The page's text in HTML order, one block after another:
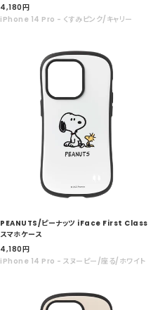
セ
ー
4,180円
iPhone 14 Pro - くすみピンク/キャリー
PEANUTS/ピーナッツ iFace First Class
スマホケース
セ
ー
4,180円
iPhone 14 Pro - スヌーピー/座る/ホワイト